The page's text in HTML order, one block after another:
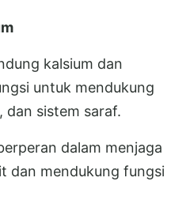
kalsium dan
untuk mendukung
sistem saraf.
dalam menjaga
dan mendukung fungsi